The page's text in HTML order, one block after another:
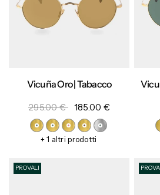
Vicuña Oro | Tabacco
295.00 € 185.00 €
+ 1 altri prodotti
PROVALI